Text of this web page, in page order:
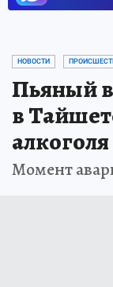
НОВОСТИ
Пьяный
в
Момент